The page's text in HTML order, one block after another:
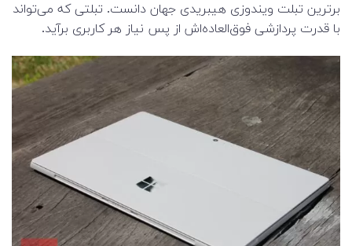
برترین تبلت ویندوزی هیبریدی جهان دانست. تبلتی که می‌تواند
با قدرت پردازشی فوق‌العاده‌اش از پس نیاز هر کاربری برآید.